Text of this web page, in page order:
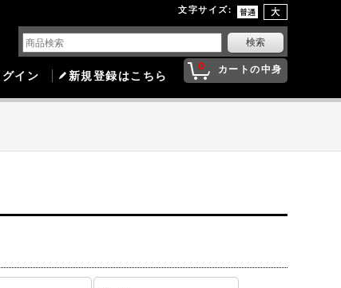
文字サイズ:
0 カートの中身
グイン 新規登録はこちら